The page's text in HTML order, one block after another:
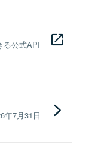
る公式API
年7月31日